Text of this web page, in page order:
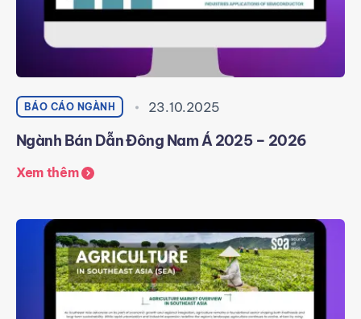
BÁO CÁO NGÀNH 23.10.2025
Ngành Bán Dẫn Đông Nam Á 2025 – 2026
Xem thêm